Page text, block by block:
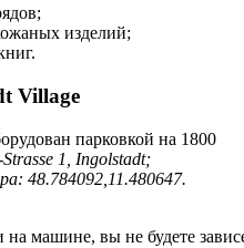
изделий;
Village
парковкой на 1800
1, Ingolstadt;
48.784092,11.480647.
машине, вы не будете